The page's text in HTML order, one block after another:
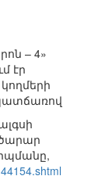
– 4»
էր